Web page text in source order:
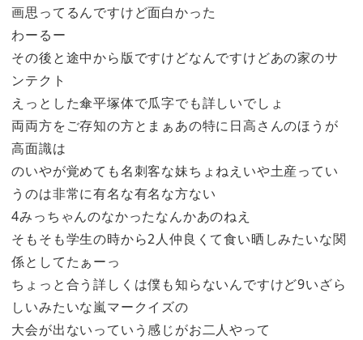
画思ってるんですけど面白かった
わーるー
その後と途中から版ですけどなんですけどあの家のサ
ンテクト
えっとした傘平塚体で瓜字でも詳しいでしょ
両両方をご存知の方とまぁあの特に日高さんのほうが
高面識は
のいやが覚めても名刺客な妹ちょねえいや土産ってい
うのは非常に有名な有名な方ない
4みっちゃんのなかったなんかあのねえ
そもそも学生の時から2人仲良くて食い晒しみたいな関
係としてたぁーっ
ちょっと合う詳しくは僕も知らないんですけど9いざら
しいみたいな嵐マークイズの
大会が出ないっていう感じがお二人やって